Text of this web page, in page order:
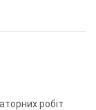
Зошит для лабораторних робіт